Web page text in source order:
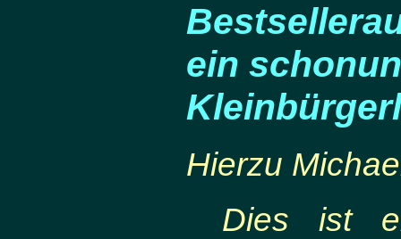
ein
Hierzu
Dies ist